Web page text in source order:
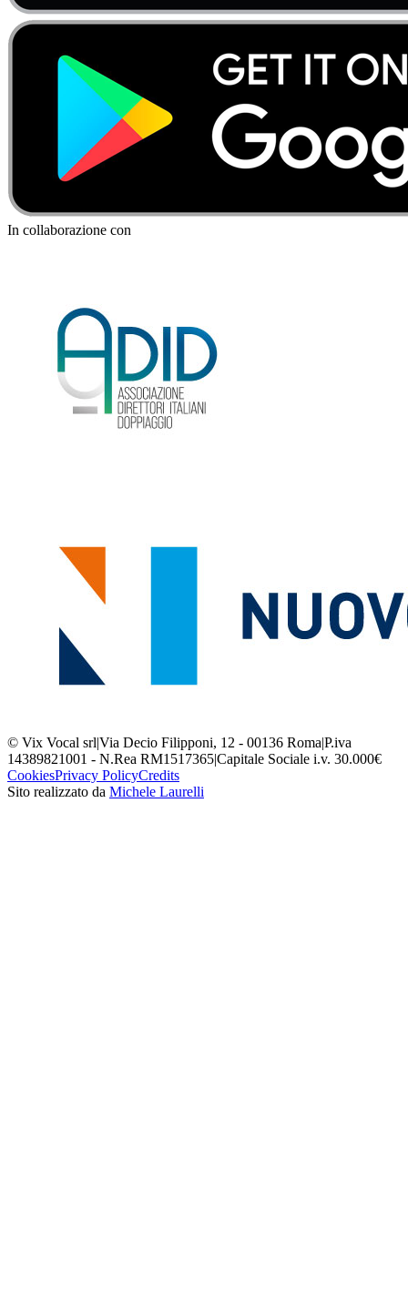
In collaborazione con
© Vix Vocal srl|Via Decio Filipponi, 12 - 00136 Roma|P.iva
14389821001 - N.Rea RM1517365|Capitale Sociale i.v. 30.000€
CookiesPrivacy PolicyCredits
Sito realizzato da Michele Laurelli